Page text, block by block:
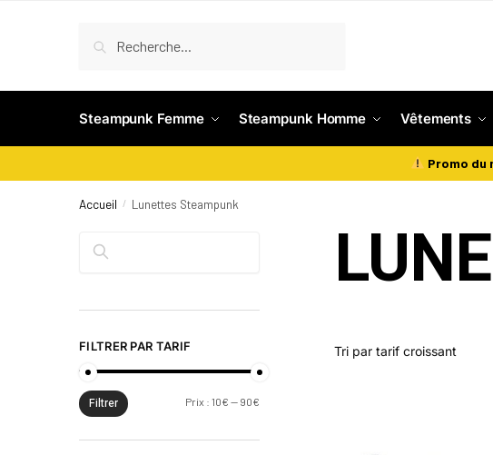
Steampunk Femme Steampunk Homme Vêtements
Promo du
Accueil / Lunettes Steampunk
Rechercher
FILTRER PAR TARIF
Filtrer Prix : 10€ — 90€